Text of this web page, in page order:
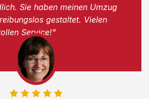
Sie haben meinen Umzug
gestaltet. Vielen
Service!"